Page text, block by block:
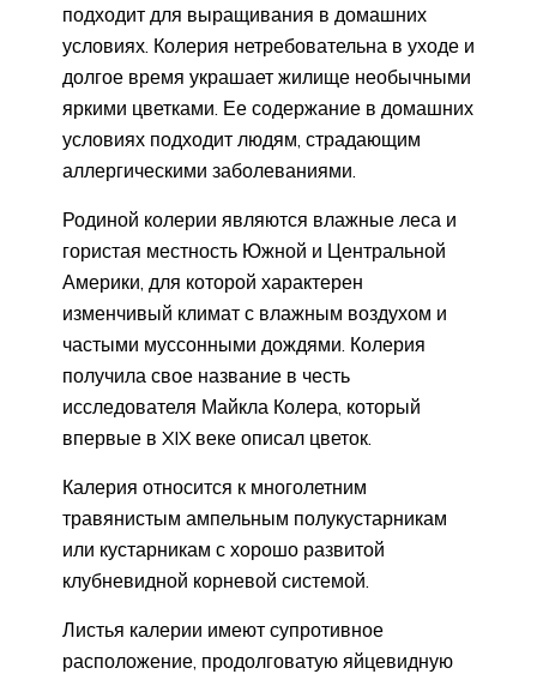
подходит для выращивания в домашних
условиях. Колерия нетребовательна в уходе и
долгое время украшает жилище необычными
яркими цветками. Ее содержание в домашних
условиях подходит людям, страдающим
аллергическими заболеваниями.
Родиной колерии являются влажные леса и
гористая местность Южной и Центральной
Америки, для которой характерен
изменчивый климат с влажным воздухом и
частыми муссонными дождями. Колерия
получила свое название в честь
исследователя Майкла Колера, который
впервые в XIX веке описал цветок.
Калерия относится к многолетним
травянистым ампельным полукустарникам
или кустарникам с хорошо развитой
клубневидной корневой системой.
Листья калерии имеют супротивное
расположение, продолговатую яйцевидную